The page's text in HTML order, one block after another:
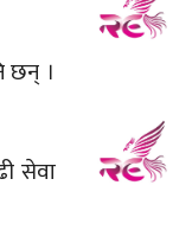
छन् ।
सेवा